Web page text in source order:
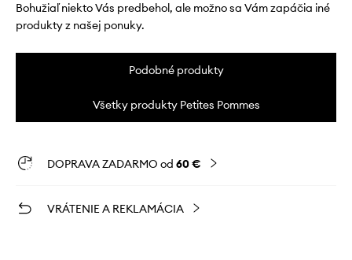
Bohužiaľ niekto Vás predbehol, ale možno sa Vám zapáčia iné
produkty z našej ponuky.
Podobné produkty
Všetky produkty Petites Pommes
DOPRAVA ZADARMO od 60 €
VRÁTENIE A REKLAMÁCIA